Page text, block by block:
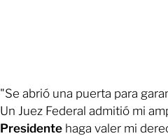
"Se abrió una puerta para
Un Juez Federal admitió mi
Presidente haga valer mi